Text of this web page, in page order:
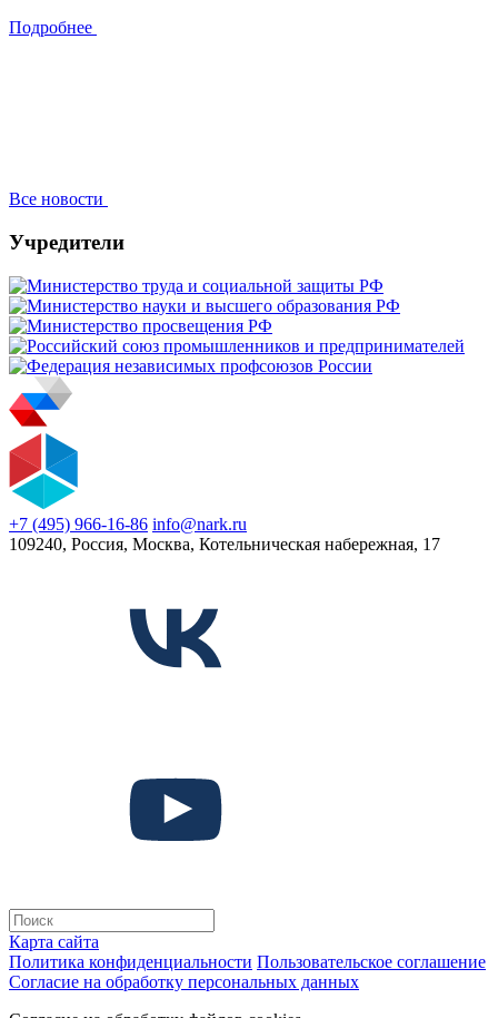
Подробнее
Все новости
Учредители
+7 (495) 966-16-86 info@nark.ru
109240, Россия, Москва, Котельническая набережная, 17
Карта сайта
Политика конфиденциальности Пользовательское соглашение
Согласие на обработку персональных данных